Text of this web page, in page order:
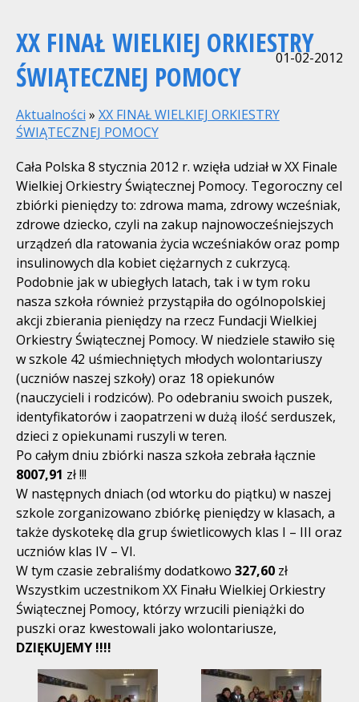
XX FINAŁ WIELKIEJ ORKIESTRY
ŚWIĄTECZNEJ POMOCY
Aktualności » XX FINAŁ WIELKIEJ ORKIESTRY
ŚWIĄTECZNEJ POMOCY
01-02-2012
Cała Polska 8 stycznia 2012 r. wzięła udział w XX Finale
Wielkiej Orkiestry Świątecznej Pomocy. Tegoroczny cel
zbiórki pieniędzy to: zdrowa mama, zdrowy wcześniak,
zdrowe dziecko, czyli na zakup najnowocześniejszych
urządzeń dla ratowania życia wcześniaków oraz pomp
insulinowych dla kobiet ciężarnych z cukrzycą.
Podobnie jak w ubiegłych latach, tak i w tym roku
nasza szkoła również przystąpiła do ogólnopolskiej
akcji zbierania pieniędzy na rzecz Fundacji Wielkiej
Orkiestry Świątecznej Pomocy. W niedziele stawiło się
w szkole 42 uśmiechniętych młodych wolontariuszy
(uczniów naszej szkoły) oraz 18 opiekunów
(nauczycieli i rodziców). Po odebraniu swoich puszek,
identyfikatorów i zaopatrzeni w dużą ilość serduszek,
dzieci z opiekunami ruszyli w teren.
Po całym dniu zbiórki nasza szkoła zebrała łącznie
8007,91 zł !!!
W następnych dniach (od wtorku do piątku) w naszej
szkole zorganizowano zbiórkę pieniędzy w klasach, a
także dyskotekę dla grup świetlicowych klas I – III oraz
uczniów klas IV – VI.
W tym czasie zebraliśmy dodatkowo 327,60zł
Wszystkim uczestnikom XX Finału Wielkiej Orkiestry
Świątecznej Pomocy, którzy wrzucili pieniążki do
puszki oraz kwestowali jako wolontariusze,
DZIĘKUJEMY !!!!